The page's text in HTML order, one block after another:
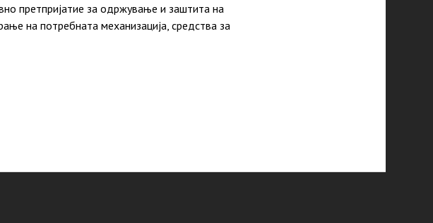
претпријатие за одржување и заштита на
на потребната механизација, средства за